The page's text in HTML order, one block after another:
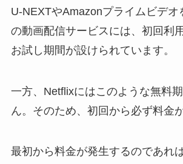
U-NEXTやAmazonプライムビデオ
の動画配信サービスには、初回利
お試し期間が設けられています。
一方、Netflixにはこのような無料
ん。そのため、初回から必ず料金
最初から料金が発生するのであれ